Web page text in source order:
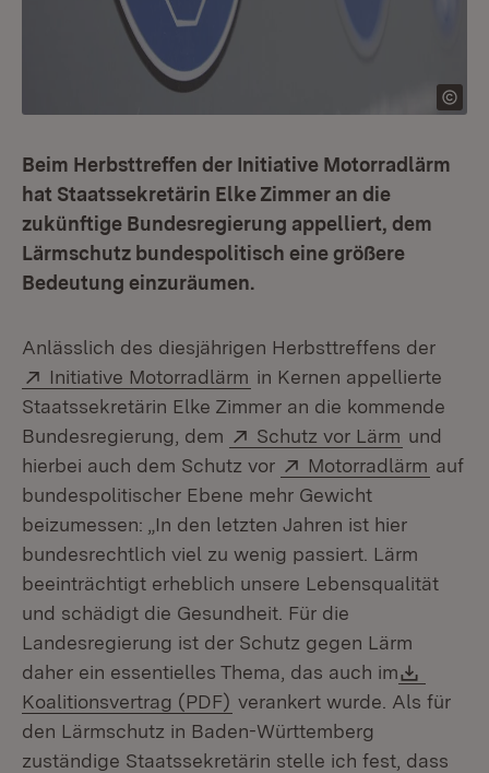
Beim Herbsttreffen der Initiative Motorradlärm
hat Staatssekretärin Elke Zimmer an die
zukünftige Bundesregierung appelliert, dem
Lärmschutz bundespolitisch eine größere
Bedeutung einzuräumen.
Anlässlich des diesjährigen Herbsttreffens der
Extern:
Initiative Motorradlärm (Öffnet in neuem Fenster)
in Kernen appellierte
Staatssekretärin Elke Zimmer an die kommende
Bundesregierung, dem
Extern:
Schutz vor Lärm (Öffnet
und
hierbei auch dem Schutz vor
Extern:
Motorradlärm auf
bundespolitischer Ebene mehr Gewicht
beizumessen: „In den letzten Jahren ist hier
bundesrechtlich viel zu wenig passiert. Lärm
beeinträchtigt erheblich unsere Lebensqualität
und schädigt die Gesundheit. Für die
Landesregierung ist der Schutz gegen Lärm
daher ein essentielles Thema, das auch im
Koalitionsvertrag (PDF) (Öffnet in neuem Fenster)
verankert wurde. Als für
den Lärmschutz in Baden-Württemberg
zuständige Staatssekretärin stelle ich fest, dass